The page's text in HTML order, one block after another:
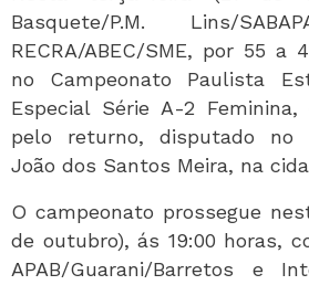
Basquete/P.M. Lins/
RECRA/ABEC/SME, por 55 a
no Campeonato Paulista
Especial Série A-2
pelo returno, disputado no
João dos Santos Meira, na
O campeonato prossegue
de outubro), ás 19:00 horas,
APAB/Guarani/Barretos e